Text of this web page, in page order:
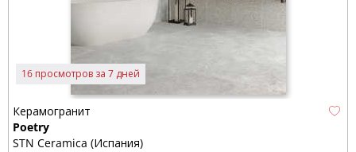
16 просмотров за 7 дней
Керамогранит
Poetry
STN Ceramica (Испания)